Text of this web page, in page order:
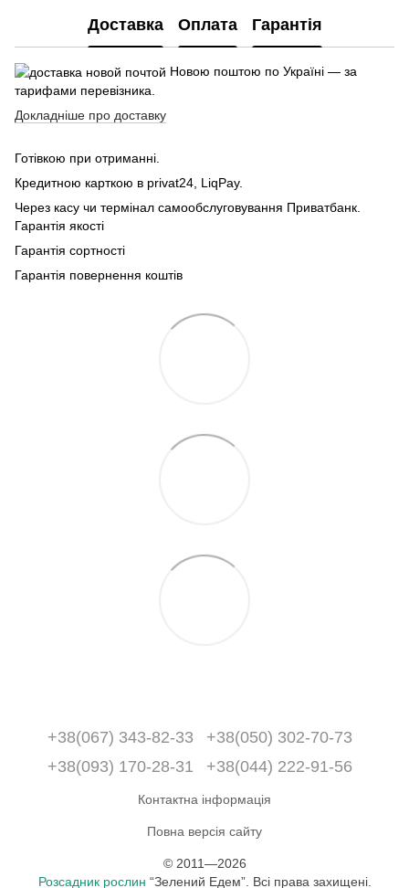
Доставка Оплата Гарантія
Новою поштою по Україні — за
тарифами перевізника.
Докладніше про доставку
Готівкою при отриманні.
Кредитною карткою в privat24, LiqPay.
Через касу чи термінал самообслуговування Приватбанк.
Гарантія якості
Гарантія сортності
Гарантія повернення коштів
+38(067) 343-82-33
+38(050) 302-70-73
+38(093) 170-28-31
+38(044) 222-91-56
Контактна інформація
Повна версія сайту
© 2011—2026
Розсадник рослин “Зелений Едем”. Всі права захищені.